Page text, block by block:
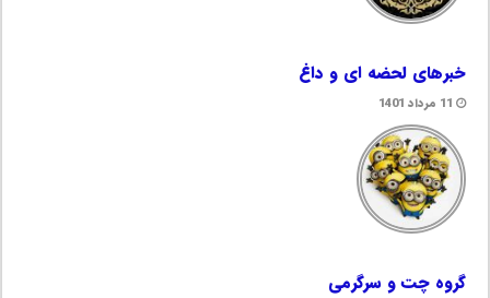
خبرهای لحضه ای و داغ
11 مرداد 1401
گروه چت و سرگرمی